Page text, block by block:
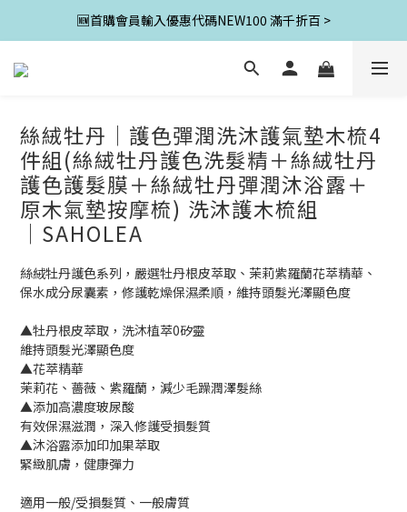
🆕首購會員輸入優惠代碼NEW100 滿千折百 >
絲絨牡丹│護色彈潤洗沐護氣墊木梳4
件組(絲絨牡丹護色洗髮精＋絲絨牡丹
護色護髮膜＋絲絨牡丹彈潤沐浴露＋
原木氣墊按摩梳) 洗沐護木梳組
│SAHOLEA
絲絨牡丹護色系列，嚴選牡丹根皮萃取、茉莉紫羅蘭花萃精華、
保水成分尿囊素，修護乾燥保濕柔順，維持頭髮光澤顯色度
▲牡丹根皮萃取，洗沐植萃0矽靈
維持頭髮光澤顯色度
▲花萃精華
茉莉花、薔薇、紫羅蘭，減少毛躁潤澤髮絲
▲添加高濃度玻尿酸
有效保濕滋潤，深入修護受損髮質
▲沐浴露添加印加果萃取
緊緻肌膚，健康彈力
適用一般/受損髮質、一般膚質